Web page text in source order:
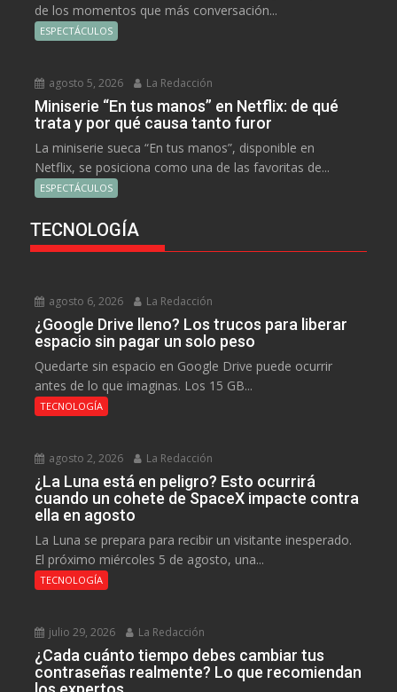
de los momentos que más conversación...
ESPECTÁCULOS
agosto 5, 2026 La Redacción
Miniserie “En tus manos” en Netflix: de qué
trata y por qué causa tanto furor
La miniserie sueca “En tus manos”, disponible en
Netflix, se posiciona como una de las favoritas de...
ESPECTÁCULOS
TECNOLOGÍA
agosto 6, 2026 La Redacción
¿Google Drive lleno? Los trucos para liberar
espacio sin pagar un solo peso
Quedarte sin espacio en Google Drive puede ocurrir
antes de lo que imaginas. Los 15 GB...
TECNOLOGÍA
agosto 2, 2026 La Redacción
¿La Luna está en peligro? Esto ocurrirá
cuando un cohete de SpaceX impacte contra
ella en agosto
La Luna se prepara para recibir un visitante inesperado.
El próximo miércoles 5 de agosto, una...
TECNOLOGÍA
julio 29, 2026 La Redacción
¿Cada cuánto tiempo debes cambiar tus
contraseñas realmente? Lo que recomiendan